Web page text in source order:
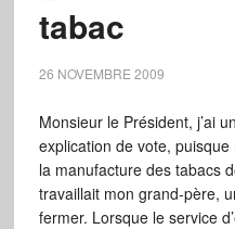
tabac
26 NOVEMBRE 2009
Monsieur le Président, j’ai
explication de vote,
la manufacture des tabacs
travaillait mon grand-père,
fermer. Lorsque le service